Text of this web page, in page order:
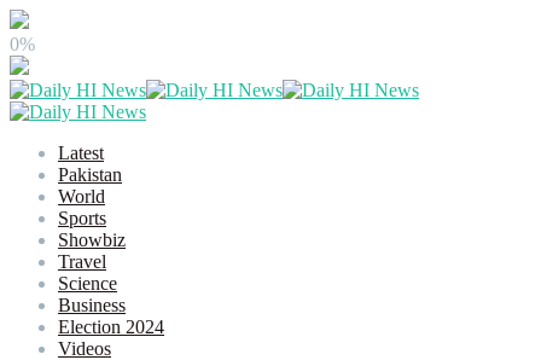
0%
Latest
Pakistan
World
Sports
Showbiz
Travel
Science
Business
Election 2024
Videos